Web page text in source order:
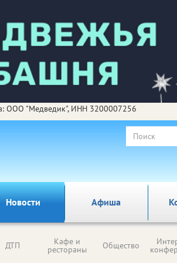
ООО "Медведик", ИНН 3200007256
Новости Афиша
ДТП Кафе и
рестораны Общество